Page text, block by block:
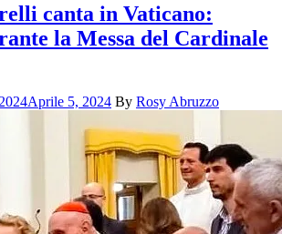
canta in Vaticano:
la Messa del Cardinale
Aprile 5, 2024 By Rosy Abruzzo